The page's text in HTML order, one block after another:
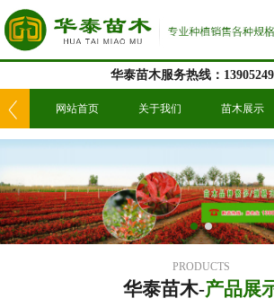
华泰苗木服务热线：
们 网站首页 关于我们 苗木展示
PRODUCTS
华泰苗木-产品展